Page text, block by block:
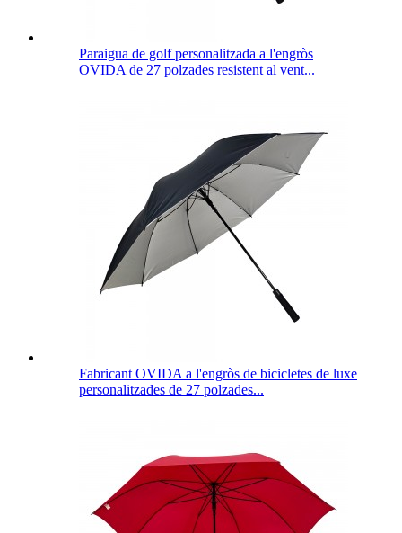
Paraigua de golf personalitzada a l'engròs
OVIDA de 27 polzades resistent al vent...
Fabricant OVIDA a l'engròs de bicicletes de luxe
personalitzades de 27 polzades...